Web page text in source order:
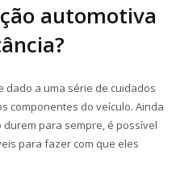
automotiva
dado a uma série de cuidados
componentes do veículo. Ainda
para sempre, é possível
para fazer com que eles